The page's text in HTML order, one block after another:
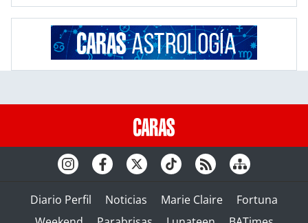
Diario Perfil Noticias Marie Claire
Fortuna